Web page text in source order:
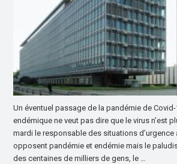
Un éventuel passage de la pandémie de
endémique ne veut pas dire que le virus n’est
mardi le responsable des situations d’urgence
opposent pandémie et endémie mais le
des centaines de milliers de gens, le …